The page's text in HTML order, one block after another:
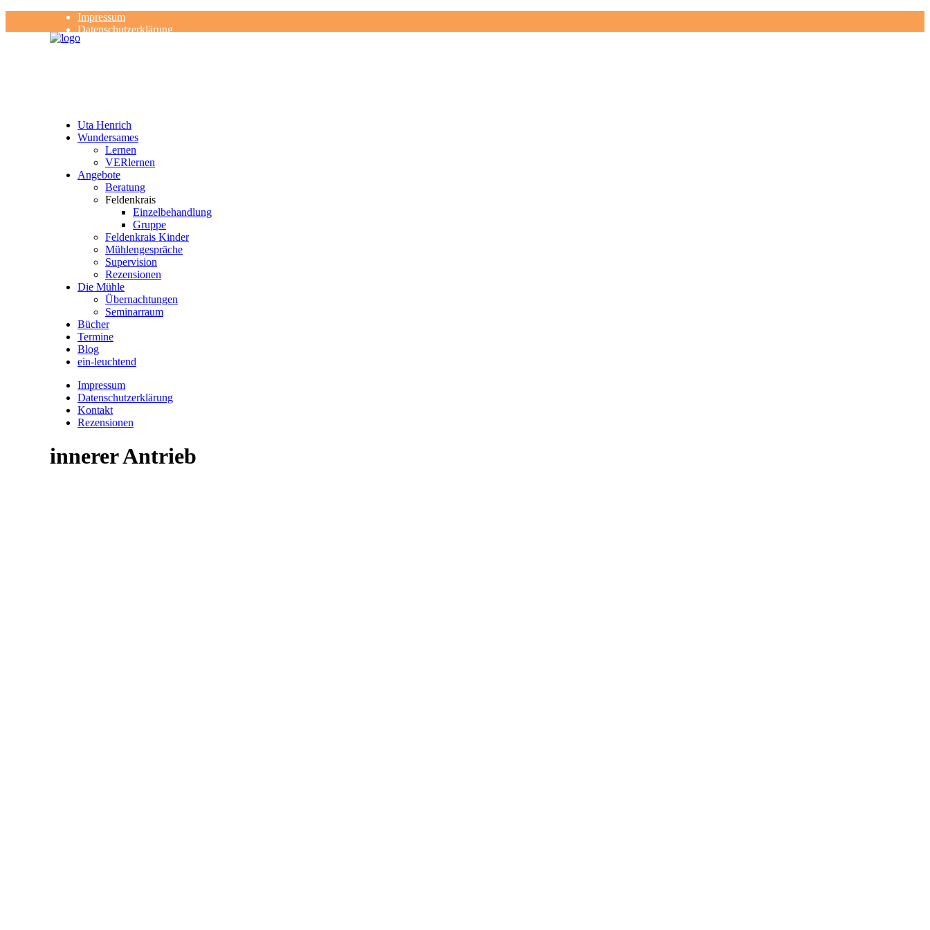
Impressum
Datenschutzerklärung
Kontakt
Uta Henrich
Wundersames
Lernen
VERlernen
Angebote
Beratung
Feldenkrais
Einzelbehandlung
Gruppe
Feldenkrais Kinder
Mühlengespräche
Supervision
Rezensionen
Die Mühle
Übernachtungen
Seminarraum
Bücher
Termine
Blog
ein-leuchtend
Impressum
Datenschutzerklärung
Kontakt
Rezensionen
innerer Antrieb